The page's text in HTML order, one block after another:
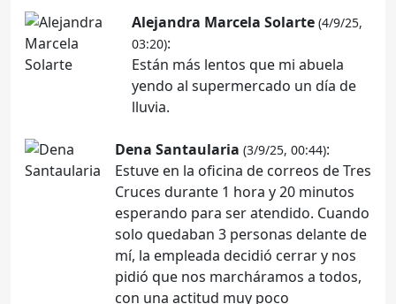
Alejandra Marcela Solarte (4/9/25,
03:20):
Están más lentos que mi abuela
yendo al supermercado un día de
lluvia.
Dena Santaularia (3/9/25, 00:44):
Estuve en la oficina de correos de Tres
Cruces durante 1 hora y 20 minutos
esperando para ser atendido. Cuando
solo quedaban 3 personas delante de
mí, la empleada decidió cerrar y nos
pidió que nos marcháramos a todos,
con una actitud muy poco